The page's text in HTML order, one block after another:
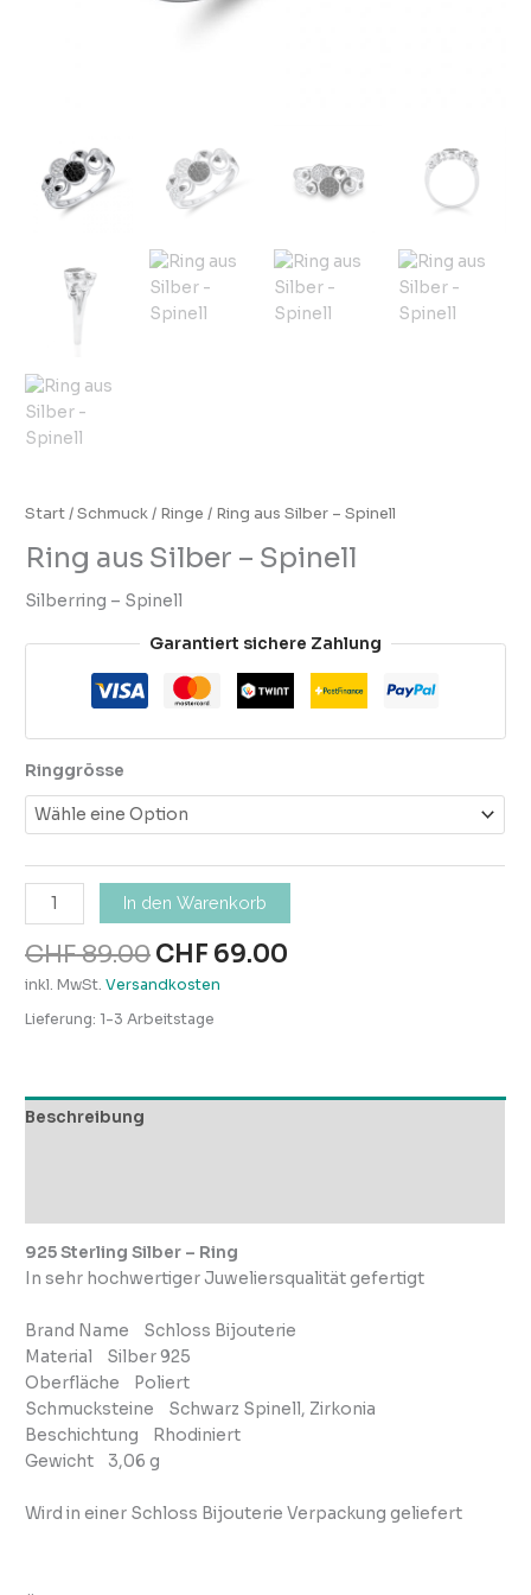
Start/Schmuck/ Ringe / Ring aus Silber – Spinell
Ring aus Silber – Spinell
Silberring – Spinell
Garantiert sichere Zahlung
Ringgrösse
In den Warenkorb
CHF89.00CHF 69.00
inkl. MwSt. Versandkosten
Lieferung:1-3 Arbeitstage
Beschreibung
925 Sterling Silber – Ring
In sehr hochwertiger Juweliersqualität gefertigt
Brand Name Schloss Bijouterie
Material Silber 925
Oberfläche Poliert
Schmucksteine Schwarz Spinell, Zirkonia
Beschichtung Rhodiniert
Gewicht 3,06 g
Wird in einer Schloss Bijouterie Verpackung geliefert